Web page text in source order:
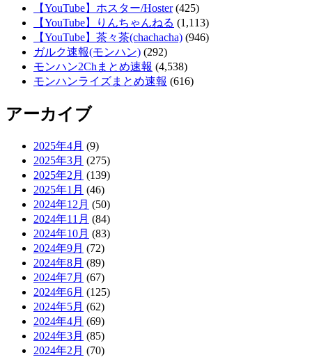
【YouTube】ホスター/Hoster(425)
【YouTube】りんちゃんねる (1,113)
【YouTube】茶々茶(chachacha) (946)
ガルク速報(モンハン) (292)
モンハン2Chまとめ速報 (4,538)
モンハンライズまとめ速報 (616)
アーカイブ
2025年4月 (9)
2025年3月 (275)
2025年2月 (139)
2025年1月 (46)
2024年12月 (50)
2024年11月 (84)
2024年10月 (83)
2024年9月 (72)
2024年8月 (89)
2024年7月 (67)
2024年6月 (125)
2024年5月 (62)
2024年4月 (69)
2024年3月 (85)
2024年2月 (70)